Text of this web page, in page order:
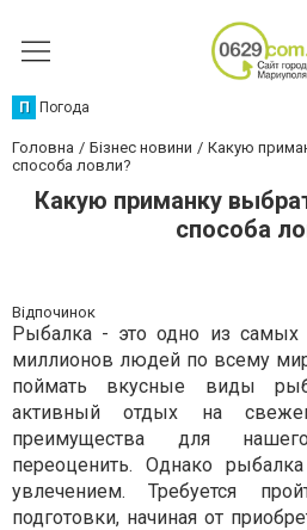
П Погода
Головна Бізнес новини
Какую
способа ловли?
Какую приманку
способа
Відпочинок
Рыбалка - это одно из самых
миллионов людей по всему
поймать вкусные виды
активный отдых на
преимущества для
переоценить. Однако
увлечением. Требуется
подготовки, начиная от